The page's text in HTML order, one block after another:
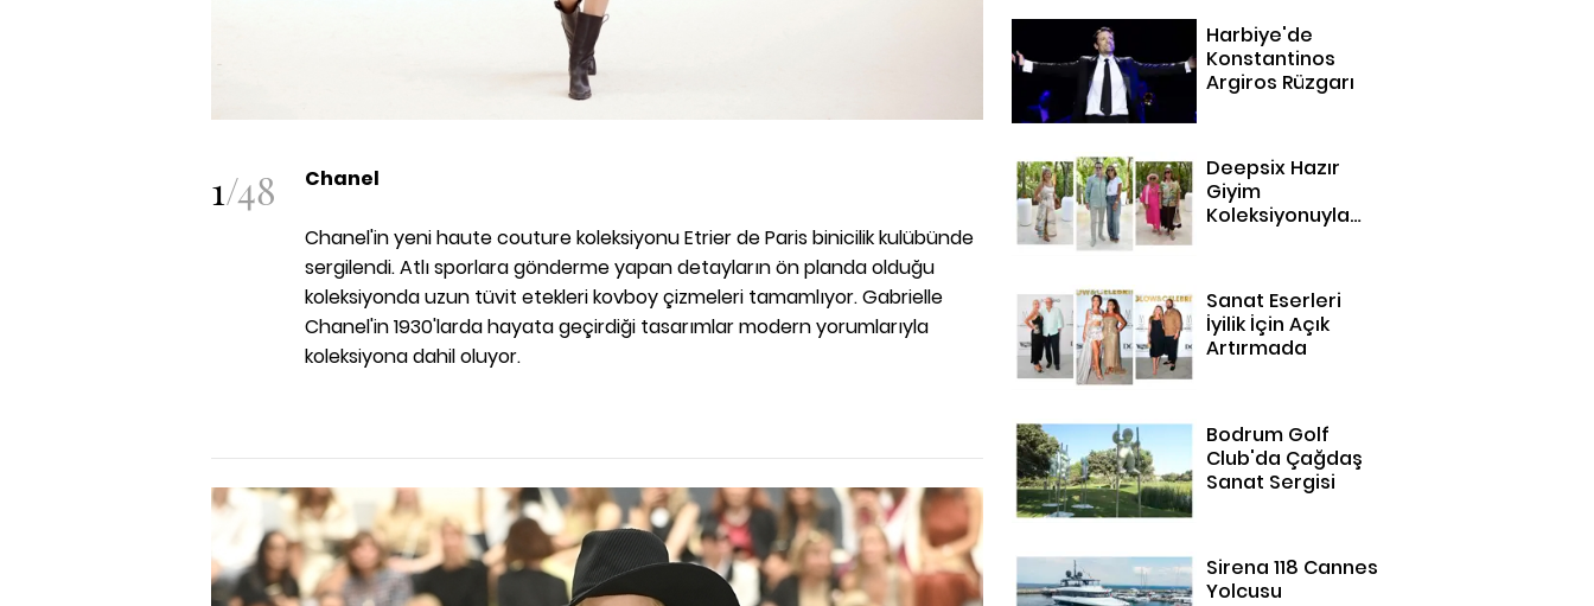
1/48 Chanel
Chanel'in yeni haute couture koleksiyonu Etrier de Paris binicilik kulübünde
sergilendi. Atlı sporlara gönderme yapan detayların ön planda olduğu
koleksiyonda uzun tüvit etekleri kovboy çizmeleri tamamlıyor. Gabrielle
Chanel'in 1930'larda hayata geçirdiği tasarımlar modern yorumlarıyla
koleksiyona dahil oluyor.
Harbiye'de
Konstantinos
Argiros Rüzgarı
Deepsix Hazır
Giyim
Koleksiyonuyla
Sanat Eserleri
İyilik İçin Açık
Artırmada
Bodrum Golf
Club'da Çağdaş
Sanat Sergisi
Sirena 118 Cannes
Yolcusu